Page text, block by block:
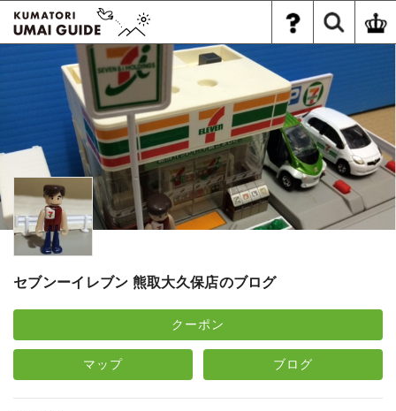
セブンーイレブン 熊取大久保店のブログ
クーポン
マップ ブログ